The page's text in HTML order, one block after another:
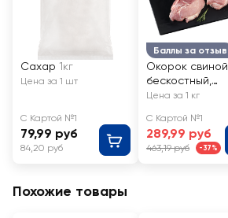
Сахар 1кг
Цена за 1 шт
С Картой №1
79,99 руб
84,20 руб
Баллы за отзыв
Окорок свиной
бескостный,
весовой
Цена за 1 кг
С Картой №1
289,99 руб
463,19 руб -37%
Похожие товары